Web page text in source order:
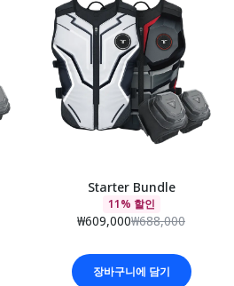
Starter Bundle
11% 할인
₩609,000₩688,000
장바구니에 담기